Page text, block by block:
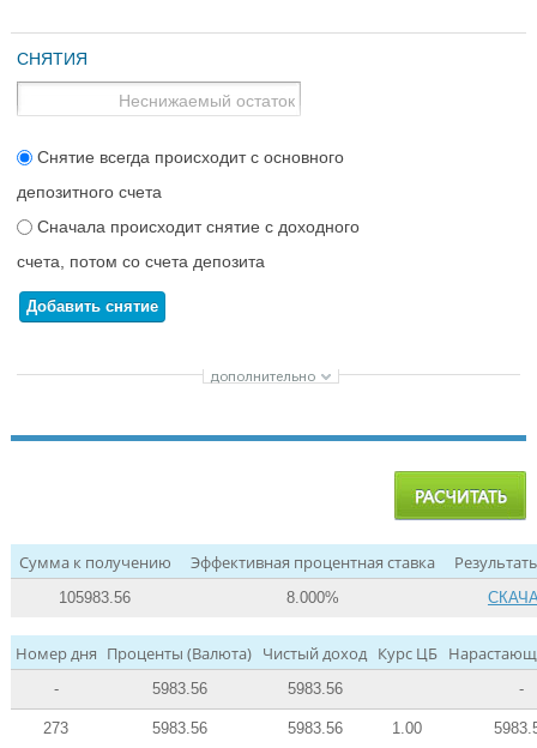
СНЯТИЯ
Снятие всегда происходит с основного
депозитного счета
Сначала происходит снятие с доходного
счета, потом со счета депозита
Добавить снятие
Сумма к получению Эффективная процентная ставка
105983.56 8.000%
Номер дня Проценты (Валюта) Чистый доход Курс ЦБ
- 5983.56 5983.56 -
273 5983.56 5983.56 1.00